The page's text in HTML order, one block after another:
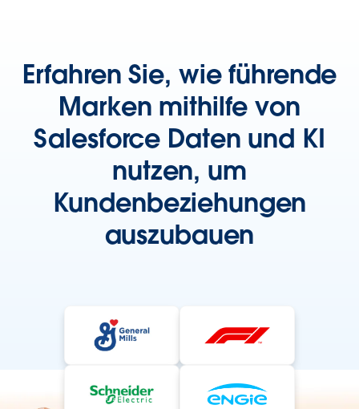
Erfahren Sie, wie führende
Marken mithilfe von
Salesforce Daten und KI
nutzen, um
Kundenbeziehungen
auszubauen